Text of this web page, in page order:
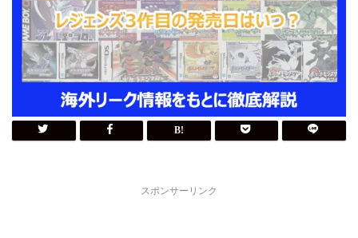
スポンサーリンク